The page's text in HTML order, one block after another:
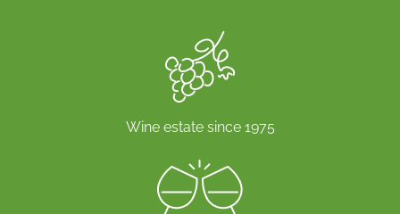
Principalement élaboré à partir de cabernet franc,
parfois associé au cabernet sauvignon, le
Bourgueil se distingue par des arômes de fruits
rouges mûrs, de violette et une légère touche épicée
s’exprime pleinement sur le terroir de Bourgueil,
offrant des vins à la fois souples et structurés, idéaux
pour une dégustation dès leur jeunesse ou après
Wine estate since 1975